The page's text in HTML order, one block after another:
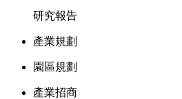
研究報告
產業規劃
園區規劃
產業招商